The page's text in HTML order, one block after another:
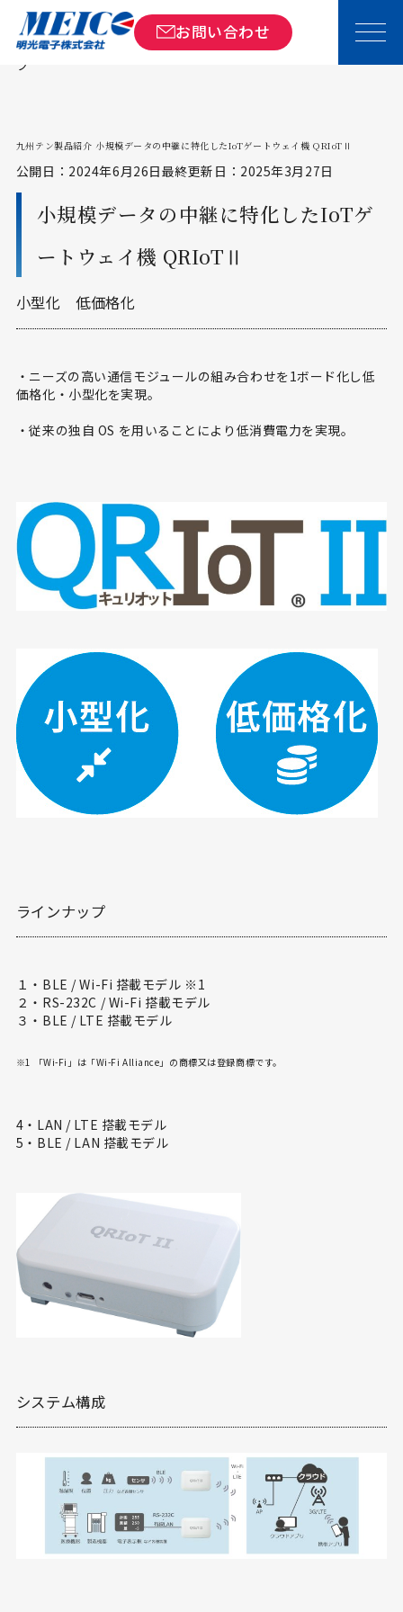
お問い合わせ
ト
ッ
プ
商品
情報
九州テン製品紹介 小規模データの中継に特化
したIoTゲートウェイ機 QRIoTⅡ
九州テン製品紹介 小規模データの中継に特化したIoTゲートウェイ機 QRIoTⅡ
公開日：2024年6月26日最終更新日：2025年3月27日
小規模データの中継に特化したIoTゲ
ートウェイ機 QRIoTⅡ
小型化 低価格化
・ニーズの高い通信モジュールの組み合わせを1ボード化し低
価格化・小型化を実現。
・従来の独自 OS を用いることにより低消費電力を実現。
ラインナップ
１・BLE / Wi-Fi 搭載モデル ※1
２・RS-232C / Wi-Fi 搭載モデル
３・BLE / LTE 搭載モデル
※1 「Wi-Fi」は「Wi-Fi Alliance」の商標又は登録商標です。
4・LAN / LTE 搭載モデル
5・BLE / LAN 搭載モデル
システム構成